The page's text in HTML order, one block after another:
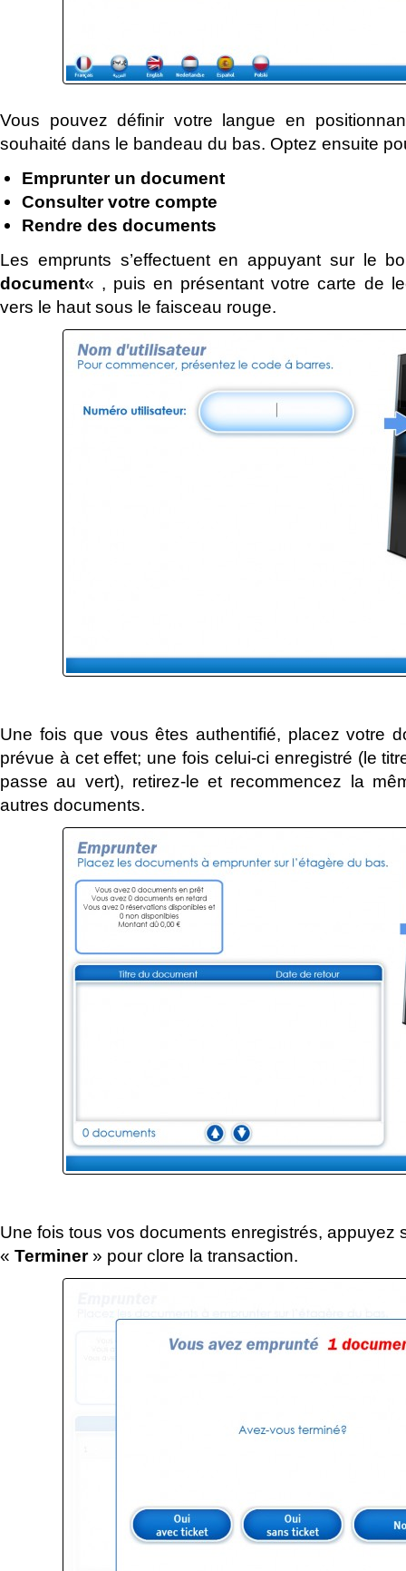
Vous pouvez définir votre langue en
souhaité dans le bandeau du bas. Optez ensuite
Emprunter un document
Consulter votre compte
Rendre des documents
Les emprunts s’effectuent en appuyant sur le
document« , puis en présentant votre carte de
vers le haut sous le faisceau rouge.
Une fois que vous êtes authentifié, placez votre
prévue à cet effet; une fois celui-ci enregistré (le
passe au vert), retirez-le et recommencez la
autres documents.
Une fois tous vos documents enregistrés, appuyez
« Terminer» pour clore la transaction.